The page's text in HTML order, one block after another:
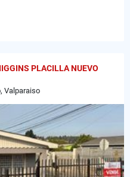
PLACILLA NUEVO
Valparaiso